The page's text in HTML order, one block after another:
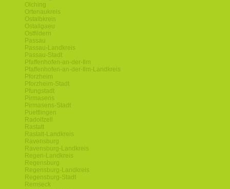
Olching
Ortenaukreis
Ostalbkreis
Ostallgaeu
Ostfildern
Passau
Passau-Landkreis
Passau-Stadt
Pfaffenhofen-an-der-Ilm
Pfaffenhofen-an-der-Ilm-Landkreis
Pforzheim
Pforzheim-Stadt
Pfungstadt
Pirmasens
Pirmasens-Stadt
Puettlingen
Radolfzell
Rastatt
Rastatt-Landkreis
Ravensburg
Ravensburg-Landkreis
Regen-Landkreis
Regensburg
Regensburg-Landkreis
Regensburg-Stadt
Remseck